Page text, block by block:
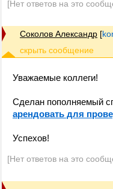
[Нет ответов на это
Соколов Александр [
Уважаемые коллеги!
Сделан пополняемый
арендовать для
Успехов!
[Нет ответов на это